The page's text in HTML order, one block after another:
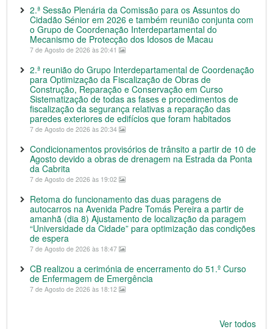
2.ª Sessão Plenária da Comissão para os Assuntos do
Cidadão Sénior em 2026 e também reunião conjunta com
o Grupo de Coordenação Interdepartamental do
Mecanismo de Protecção dos Idosos de Macau
7 de Agosto de 2026 às 20:41
2.ª reunião do Grupo Interdepartamental de Coordenação
para Optimização da Fiscalização de Obras de
Construção, Reparação e Conservação em Curso
Sistematização de todas as fases e procedimentos de
fiscalização da segurança relativas a reparação das
paredes exteriores de edifícios que foram habitados
7 de Agosto de 2026 às 20:34
Condicionamentos provisórios de trânsito a partir de 10 de
Agosto devido a obras de drenagem na Estrada da Ponta
da Cabrita
7 de Agosto de 2026 às 19:02
Retoma do funcionamento das duas paragens de
autocarros na Avenida Padre Tomás Pereira a partir de
amanhã (dia 8) Ajustamento de localização da paragem
“Universidade da Cidade” para optimização das condições
de espera
7 de Agosto de 2026 às 18:47
CB realizou a cerimónia de encerramento do 51.º Curso
de Enfermagem de Emergência
7 de Agosto de 2026 às 18:12
Ver todos